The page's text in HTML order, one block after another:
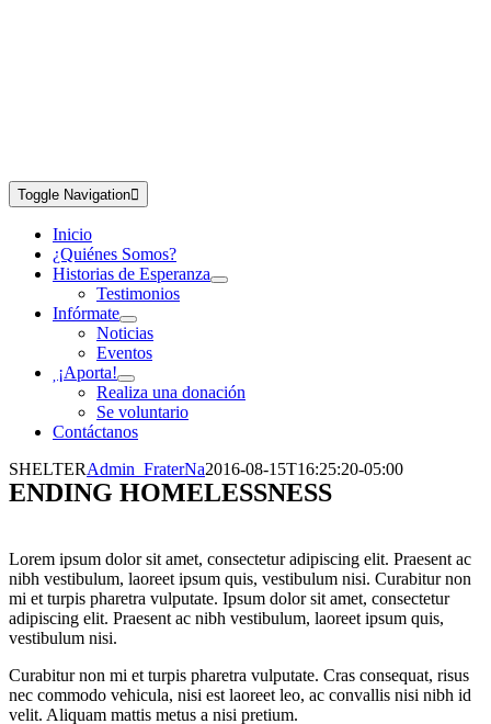
Toggle Navigation
Inicio
¿Quiénes Somos?
Historias de Esperanza
Testimonios
Infórmate
Noticias
Eventos
¡Aporta!
Realiza una donación
Se voluntario
Contáctanos
SHELTERAdmin_FraterNa2016-08-15T16:25:20-05:00
ENDING HOMELESSNESS
Lorem ipsum dolor sit amet, consectetur adipiscing elit. Praesent ac
nibh vestibulum, laoreet ipsum quis, vestibulum nisi. Curabitur non
mi et turpis pharetra vulputate. Ipsum dolor sit amet, consectetur
adipiscing elit. Praesent ac nibh vestibulum, laoreet ipsum quis,
vestibulum nisi.
Curabitur non mi et turpis pharetra vulputate. Cras consequat, risus
nec commodo vehicula, nisi est laoreet leo, ac convallis nisi nibh id
velit. Aliquam mattis metus a nisi pretium.